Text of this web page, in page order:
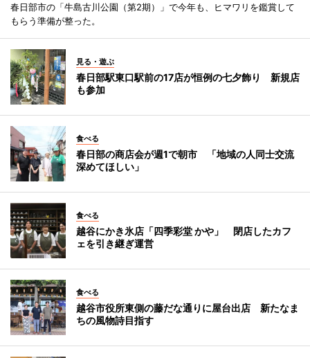
春日部市の「牛島古川公園（第2期）」で今年も、ヒマワリを鑑賞して
もらう準備が整った。
見る・遊ぶ
春日部駅東口駅前の17店が恒例の七夕飾り 新規店
も参加
食べる
春日部の商店会が週1で朝市 「地域の人同士交流
深めてほしい」
食べる
越谷にかき氷店「四季彩堂 かや」 閉店したカフ
ェを引き継ぎ運営
食べる
越谷市役所東側の藤だな通りに屋台出店 新たなま
ちの風物詩目指す